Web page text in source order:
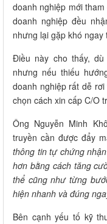
doanh nghiệp mới
doanh nghiệp đều
nhưng lại gặp khó
Điều này cho thấy,
nhưng nếu thiếu
doanh nghiệp rất dễ
chọn cách xin cấp C/O
Ông Nguyễn Minh
truyền cần được đẩy
thông tin tự chứng
hơn bằng cách tăng
thể cũng như từng
hiện nhanh và đúng
Bên cạnh yếu tố kỹ